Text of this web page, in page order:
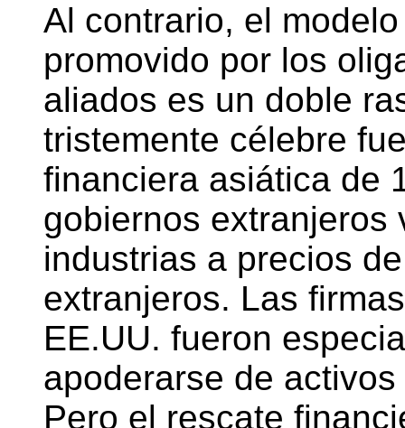
Al contrario, el
promovido por los
aliados es un doble
tristemente célebre
financiera asiática de
gobiernos extranjeros
industrias a precios
extranjeros. Las
EE.UU. fueron
apoderarse de
Pero el rescate